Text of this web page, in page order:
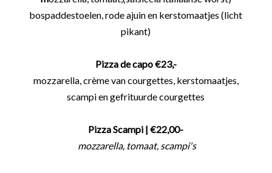
bospaddestoelen, rode ajuin en kerstomaatjes (licht
pikant)
Pizza de capo €23,-
mozzarella, crème van courgettes, kerstomaatjes,
scampi en gefrituurde courgettes
Pizza Scampi | €22,00-
mozzarella, tomaat, scampi's